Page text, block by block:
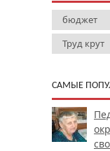
бюджет
Труд крут
САМЫЕ